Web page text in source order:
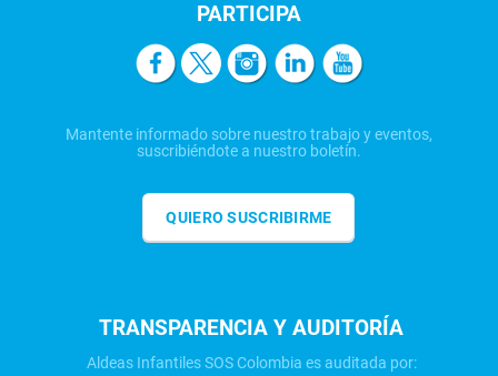
PARTICIPA
Mantente informado sobre nuestro trabajo y eventos,
suscribiéndote a nuestro boletín.
QUIERO SUSCRIBIRME
TRANSPARENCIA Y AUDITORÍA
Aldeas Infantiles SOS Colombia es auditada por: